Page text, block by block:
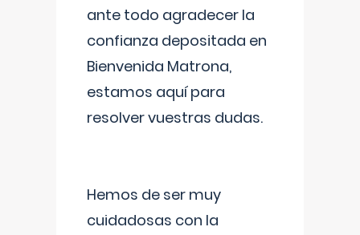
ante todo agradecer la
confianza depositada en
Bienvenida Matrona,
estamos aquí para
resolver vuestras dudas.
Hemos de ser muy
cuidadosas con la